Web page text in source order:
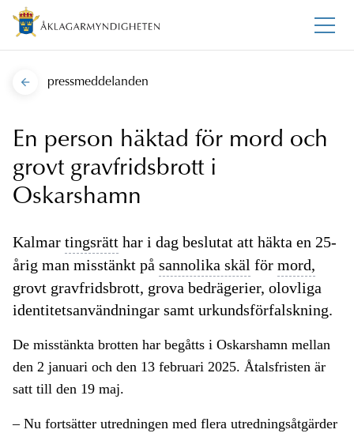
pressmeddelanden
En person häktad för mord och
grovt gravfridsbrott i
Oskarshamn
Kalmar tingsrätt har i dag beslutat att häkta en 25-
årig man misstänkt på sannolika skäl för mord,
grovt gravfridsbrott, grova bedrägerier, olovliga
identitetsanvändningar samt urkundsförfalskning.
De misstänkta brotten har begåtts i Oskarshamn mellan
den 2 januari och den 13 februari 2025. Åtalsfristen är
satt till den 19 maj.
– Nu fortsätter utredningen med flera utredningsåtgärder